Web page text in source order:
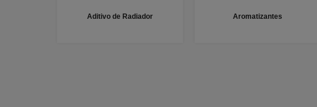
Aditivo de Radiador Aromatizantes